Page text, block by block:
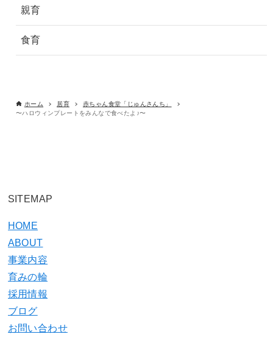
親育
食育
ホーム 居育
赤ちゃん食堂「じゅんさんち」
〜ハロウィンプレートをみんなで食べたよ♪〜
SITEMAP
HOME
ABOUT
事業内容
育みの輪
採用情報
ブログ
お問い合わせ